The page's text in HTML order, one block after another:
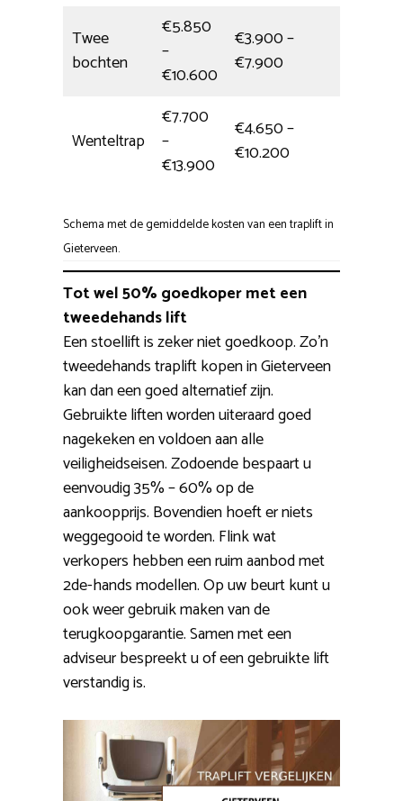
Twee
bochten
€5.850
–
€10.600
€3.900 –
€7.900
Wenteltrap
€7.700
–
€13.900
€4.650 –
€10.200
Schema met de gemiddelde kosten van een traplift in
Gieterveen.
Tot wel 50% goedkoper met een
tweedehands lift
Een stoellift is zeker niet goedkoop. Zo’n
tweedehands traplift kopen in Gieterveen
kan dan een goed alternatief zijn.
Gebruikte liften worden uiteraard goed
nagekeken en voldoen aan alle
veiligheidseisen. Zodoende bespaart u
eenvoudig 35% – 60% op de
aankoopprijs. Bovendien hoeft er niets
weggegooid te worden. Flink wat
verkopers hebben een ruim aanbod met
2de-hands modellen. Op uw beurt kunt u
ook weer gebruik maken van de
terugkoopgarantie. Samen met een
adviseur bespreekt u of een gebruikte lift
verstandig is.